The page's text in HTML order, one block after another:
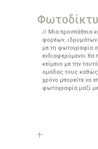
Μία προσπάθεια
φορέων, ιδρυμάτων
με τη φωτογραφία
ενδιαφερόμενοι θα
κείμενο με την
ομάδας τους καθώς
χρόνο μπορείτε να
φωτογραφία μαζί